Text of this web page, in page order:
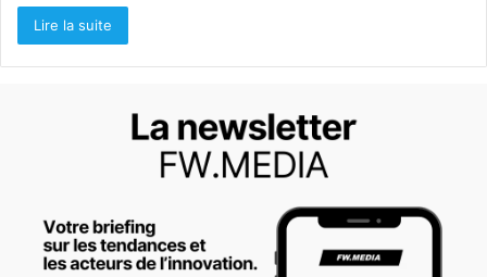
Lire la suite